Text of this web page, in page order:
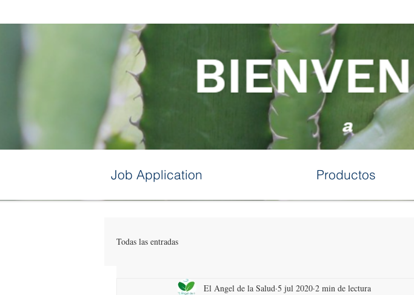
Job Application Productos
Todas las entradas
El Angel de la Salud 5 jul 2020 2 min de lectura